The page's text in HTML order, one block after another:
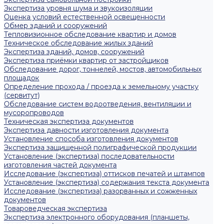
Экспертиза уровня шума и звукоизоляции
Оценка условий естественной освещенности
Обмер зданий и сооружений
Тепловизионное обследование квартир и домов
Техническое обследование жилых зданий
Экспертиза зданий, домов, сооружений
Экспертиза приёмки квартир от застройщиков
Обследование дорог, тоннелей, мостов, автомобильных
площадок
Определение прохода / проезда к земельному участку
(сервитут)
Обследование систем водоотведения, вентиляции и
мусоропроводов
Техническая экспертиза документов
Экспертиза давности изготовления документа
Установление способа изготовления документов
Экспертиза защищенной полиграфической продукции
Установление (экспертиза) последовательности
изготовления частей документа
Исследование (экспертиза) оттисков печатей и штампов
Установление (экспертиза) содержания текста документа
Исследование (экспертиза) разорванных и сожженных
документов
Товароведческая экспертиза
Экспертиза электронного оборудования (планшеты,